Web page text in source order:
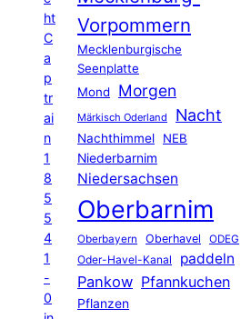
ht
C
a
p
tr
ai
n
1
8
5
5
4
1
-
0
Vorpommern
Mecklenburgische
Seenplatte
Mond
Morgen
Märkisch Oderland Nacht
Nachthimmel
NEB
Niederbarnim
Niedersachsen
Oberbarnim
Oberbayern Oberhavel ODEG
Oder-Havel-Kanal paddeln
Pankow Pfannkuchen
Pflanzen